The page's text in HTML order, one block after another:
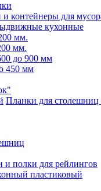
и контейнеры для
кухонные
мм.
мм.
до 900 мм
450 мм
Планки для столешниц
и полки для рейлингов
пластиковый